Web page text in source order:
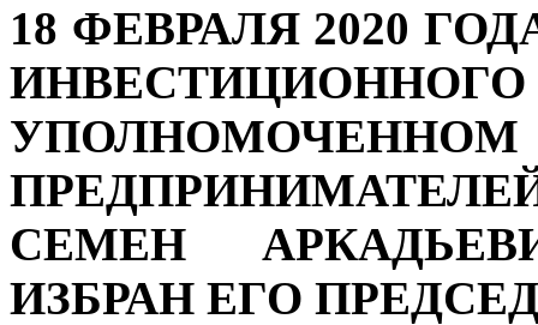
18 ФЕВРАЛЯ 2020
СЕМЕН
ИЗБРАН ЕГО